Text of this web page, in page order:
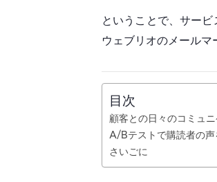
ということで、サー
ウェブリオのメールマ
目次
顧客との日々のコミュ
A/Bテストで購読者の
さいごに